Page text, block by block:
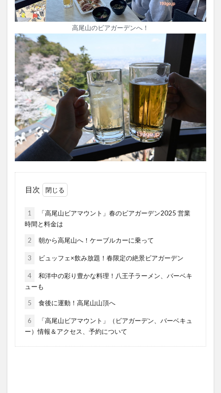
高尾山のビアガーデンへ！
目次
1
「高尾山ビアマウント」春のビアガーデン2025 営業
時間と料金は
2 朝から高尾山へ！ケーブルカーに乗って
3 ビュッフェ×飲み放題！春限定の絶景ビアガーデン
4
和洋中の彩り豊かな料理！八王子ラーメン、バーベキ
ューも
5 食後に運動！高尾山山頂へ
6
「高尾山ビアマウント」（ビアガーデン、バーベキュ
ー）情報＆アクセス、予約について